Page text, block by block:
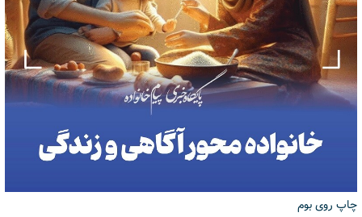
چاپ روی بوم